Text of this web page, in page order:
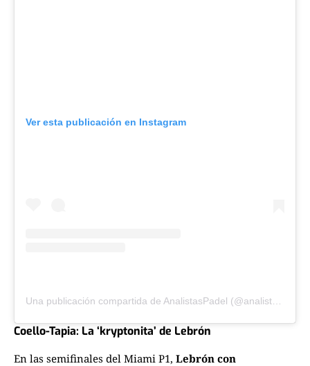
Ver esta publicación en Instagram
Una publicación compartida de AnalistasPadel (@analistaspadel)
Coello-Tapia: La ‘kryptonita’ de Lebrón
En las semifinales del Miami P1, Lebrón con